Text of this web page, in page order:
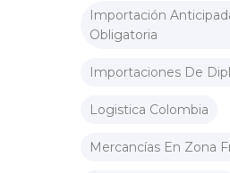
Importación
Obligatoria
Importaciones De
Logistica Colombia
Mercancías En Zona